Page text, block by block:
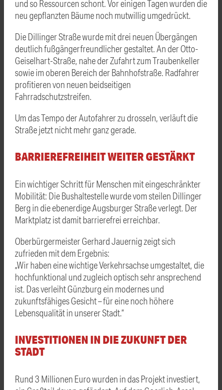
und so Ressourcen schont. Vor einigen Tagen wurden die
neu gepflanzten Bäume noch mutwillig umgedrückt.
Die Dillinger Straße wurde mit drei neuen Übergängen
deutlich fußgängerfreundlicher gestaltet. An der Otto-
Geiselhart-Straße, nahe der Zufahrt zum Traubenkeller
sowie im oberen Bereich der Bahnhofstraße. Radfahrer
profitieren von neuen beidseitigen
Fahrradschutzstreifen.
Um das Tempo der Autofahrer zu drosseln, verläuft die
Straße jetzt nicht mehr ganz gerade.
BARRIEREFREIHEIT WEITER GESTÄRKT
Ein wichtiger Schritt für Menschen mit eingeschränkter
Mobilität: Die Bushaltestelle wurde vom steilen Dillinger
Berg in die ebenerdige Augsburger Straße verlegt. Der
Marktplatz ist damit barrierefrei erreichbar.
Oberbürgermeister Gerhard Jauernig zeigt sich
zufrieden mit dem Ergebnis:
„Wir haben eine wichtige Verkehrsachse umgestaltet, die
hochfunktional und zugleich optisch sehr ansprechend
ist. Das verleiht Günzburg ein modernes und
zukunftsfähiges Gesicht – für eine noch höhere
Lebensqualität in unserer Stadt.“
INVESTITIONEN IN DIE ZUKUNFT DER
STADT
Rund 3 Millionen Euro wurden in das Projekt investiert,